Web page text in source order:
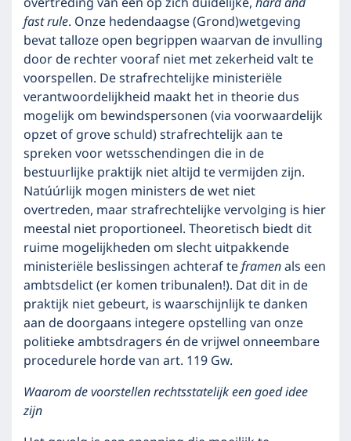
fast rule. Onze hedendaagse (Grond)wetgeving
bevat talloze open begrippen waarvan de invulling
door de rechter vooraf niet met zekerheid valt te
voorspellen. De strafrechtelijke ministeriële
verantwoordelijkheid maakt het in theorie dus
mogelijk om bewindspersonen (via voorwaardelijk
opzet of grove schuld) strafrechtelijk aan te
spreken voor wetsschendingen die in de
bestuurlijke praktijk niet altijd te vermijden zijn.
Natúúrlijk mogen ministers de wet niet
overtreden, maar strafrechtelijke vervolging is hier
meestal niet proportioneel. Theoretisch biedt dit
ruime mogelijkheden om slecht uitpakkende
ministeriële beslissingen achteraf teframenals een
ambtsdelict (er komen tribunalen!). Dat dit in de
praktijk niet gebeurt, is waarschijnlijk te danken
aan de doorgaans integere opstelling van onze
politieke ambtsdragers én de vrijwel onneembare
procedurele horde van art. 119 Gw.
Waarom de voorstellen rechtsstatelijk een goed idee
zijn